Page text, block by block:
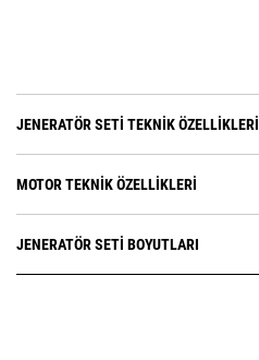
JENERATÖR SETI TEKNIK ÖZELLIKLERI
MOTOR TEKNIK ÖZELLIKLERI
JENERATÖR SETI BOYUTLARI